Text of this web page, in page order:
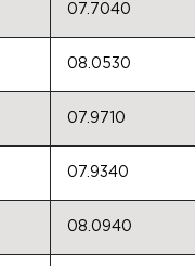
07.7040
08.0530
07.9710
07.9340
08.0940